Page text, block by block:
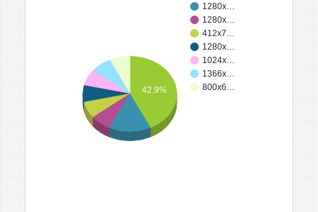
1280x…
1280x…
412x7…
1280x…
1024x…
1366x…
800x6…
42.9%